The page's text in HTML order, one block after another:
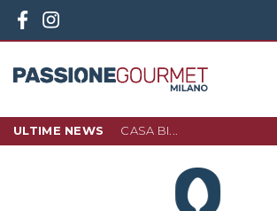
ULTIME NEWS
CASA BI...
10 DICEMBRE 2023
QUARTIERE D…